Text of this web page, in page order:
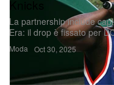
Moda
La partnership include
Era: il drop è fissato per
Oct 30, 2025